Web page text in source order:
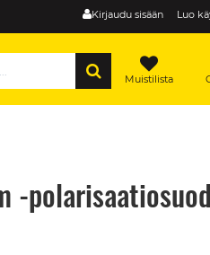
Kirjaudu sisään Luo
Muistilista
-